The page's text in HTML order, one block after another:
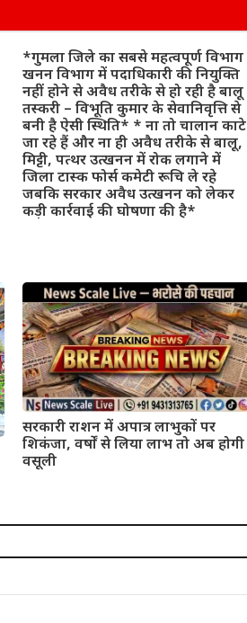
*गुमला जिले का सबसे महत्वपूर्ण विभाग
खनन विभाग में पदाधिकारी की नियुक्ति
नहीं होने से अवैध तरीके से हो रही है बालू
तस्करी – विभूति कुमार के सेवानिवृत्ति से
बनी है ऐसी स्थिति* * ना तो चालान काटे
जा रहे हैं और ना ही अवैध तरीके से बालू,
मिट्टी, पत्थर उत्खनन में रोक लगाने में
जिला टास्क फोर्स कमेटी रूचि ले रहे
जबकि सरकार अवैध उत्खनन को लेकर
कड़ी कार्रवाई की घोषणा की है*
सरकारी राशन में अपात्र लाभुकों पर
शिकंजा, वर्षों से लिया लाभ तो अब होगी
वसूली